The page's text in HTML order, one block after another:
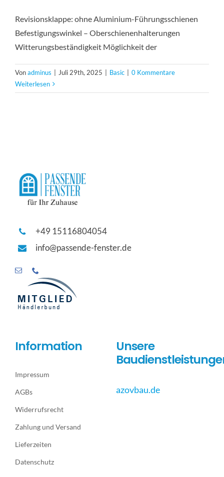
Revisionsklappe: ohne Aluminium-Führungsschienen
Befestigungswinkel – Oberschienenhalterungen
Witterungsbeständigkeit Möglichkeit der
Vonadminus Juli 29th, 2025 Basic
0 Kommentare
Weiterlesen
+49 15116804054
info@passende-fenster.de
Information
Impressum
AGBs
Widerrufsrecht
Zahlung und Versand
Lieferzeiten
Datenschutz
Unsere
azovbau.de